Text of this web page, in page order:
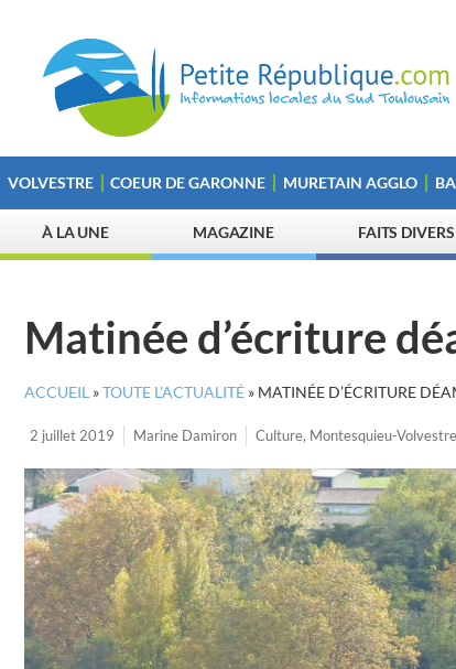
VOLVESTRE COEUR DE GARONNE MURETAIN AGGLO
À LA UNE MAGAZINE FAITS
Matinée d’écriture
ACCUEIL »TOUTE L’ACTUALITÉ » MATINÉE D’ÉCRITURE
2 juillet 2019 Marine Damiron Culture, Montesquieu-Volvestre